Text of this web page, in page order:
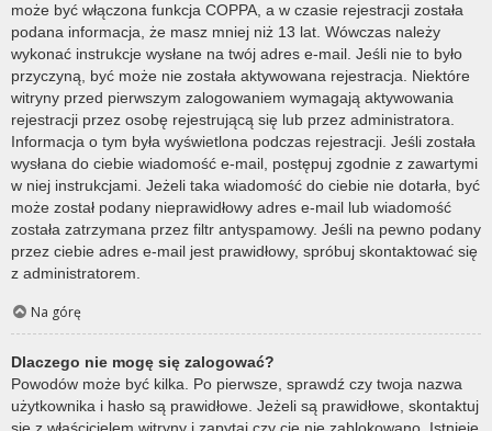
może być włączona funkcja COPPA, a w czasie rejestracji została
podana informacja, że masz mniej niż 13 lat. Wówczas należy
wykonać instrukcje wysłane na twój adres e-mail. Jeśli nie to było
przyczyną, być może nie została aktywowana rejestracja. Niektóre
witryny przed pierwszym zalogowaniem wymagają aktywowania
rejestracji przez osobę rejestrującą się lub przez administratora.
Informacja o tym była wyświetlona podczas rejestracji. Jeśli została
wysłana do ciebie wiadomość e-mail, postępuj zgodnie z zawartymi
w niej instrukcjami. Jeżeli taka wiadomość do ciebie nie dotarła, być
może został podany nieprawidłowy adres e-mail lub wiadomość
została zatrzymana przez filtr antyspamowy. Jeśli na pewno podany
przez ciebie adres e-mail jest prawidłowy, spróbuj skontaktować się
z administratorem.
Na górę
Dlaczego nie mogę się zalogować?
Powodów może być kilka. Po pierwsze, sprawdź czy twoja nazwa
użytkownika i hasło są prawidłowe. Jeżeli są prawidłowe, skontaktuj